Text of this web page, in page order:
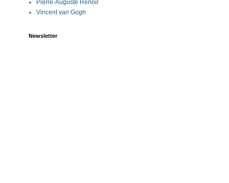
Pierre-Auguste Renoir
Vincent van Gogh
Newsletter